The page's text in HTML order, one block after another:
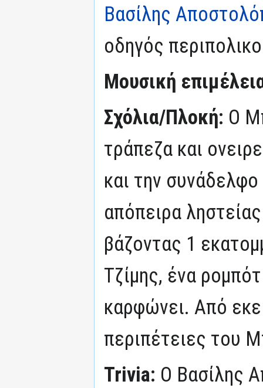
Βασίλης
οδηγός
Μουσική
Σχόλια/Πλοκή: Ο
τράπεζα και
και την
απόπειρα
βάζοντας 1
Τζίμης, ένα
καρφώνει. Από
περιπέτειες του
Trivia: Ο Βασίλης